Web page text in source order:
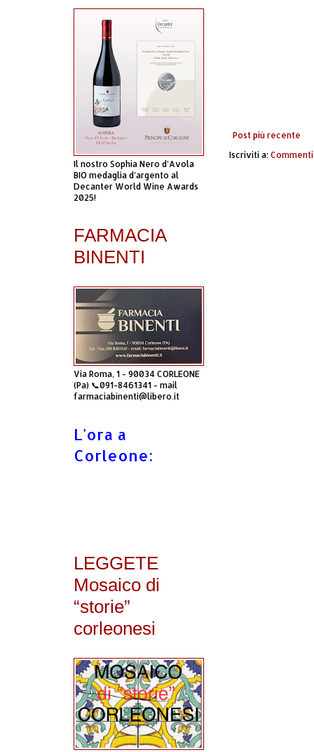
Post più recente
Iscriviti a:
Il nostro Sophia Nero d’Avola
BIO medaglia d’argento al
Decanter World Wine Awards
2025!
FARMACIA
BINENTI
Via Roma, 1 - 90034 CORLEONE
(Pa) 📞091-8461341 - mail
farmaciabinenti@libero.it
L'ora a
Corleone:
LEGGETE
Mosaico di
“storie”
corleonesi